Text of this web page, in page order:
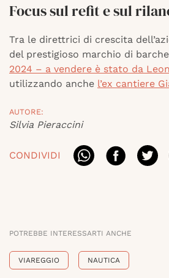
Focus sul refit e sul
Tra le direttrici di crescita
del prestigioso marchio di
2024 – a vendere è stato da
utilizzando anche l’ex cantiere
AUTORE:
Silvia Pieraccini
CONDIVIDI
POTREBBE INTERESSARTI ANCHE
VIAREGGIO NAUTICA